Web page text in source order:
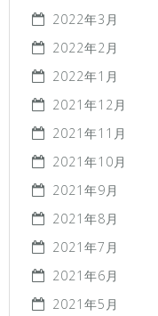
2022年3月
2022年2月
2022年1月
2021年12月
2021年11月
2021年10月
2021年9月
2021年8月
2021年7月
2021年6月
2021年5月